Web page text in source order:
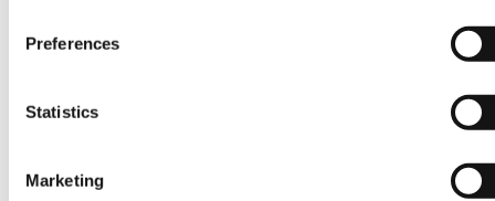
Preferences
Statistics
Marketing
Coffee Pot
Från 159 kr